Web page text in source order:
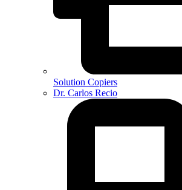
Solution Copiers
Dr. Carlos Recio